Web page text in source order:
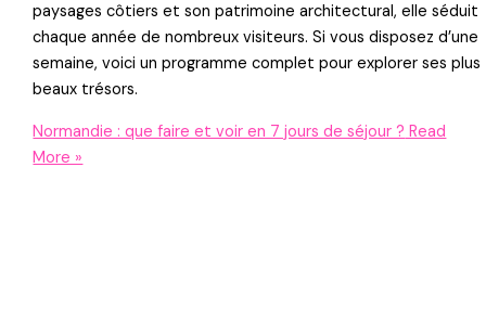
paysages côtiers et son patrimoine architectural, elle séduit
chaque année de nombreux visiteurs. Si vous disposez d’une
semaine, voici un programme complet pour explorer ses plus
beaux trésors.
Normandie : que faire et voir en 7 jours de séjour ? Read
More »